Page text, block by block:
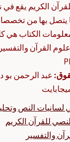
الكريم يقع
يتصل بها من
الكتاب هي
علوم القرآن والتفسير
عبد الرحمن بو
لسانيات النص
للقرآن الكريم
والتفسير